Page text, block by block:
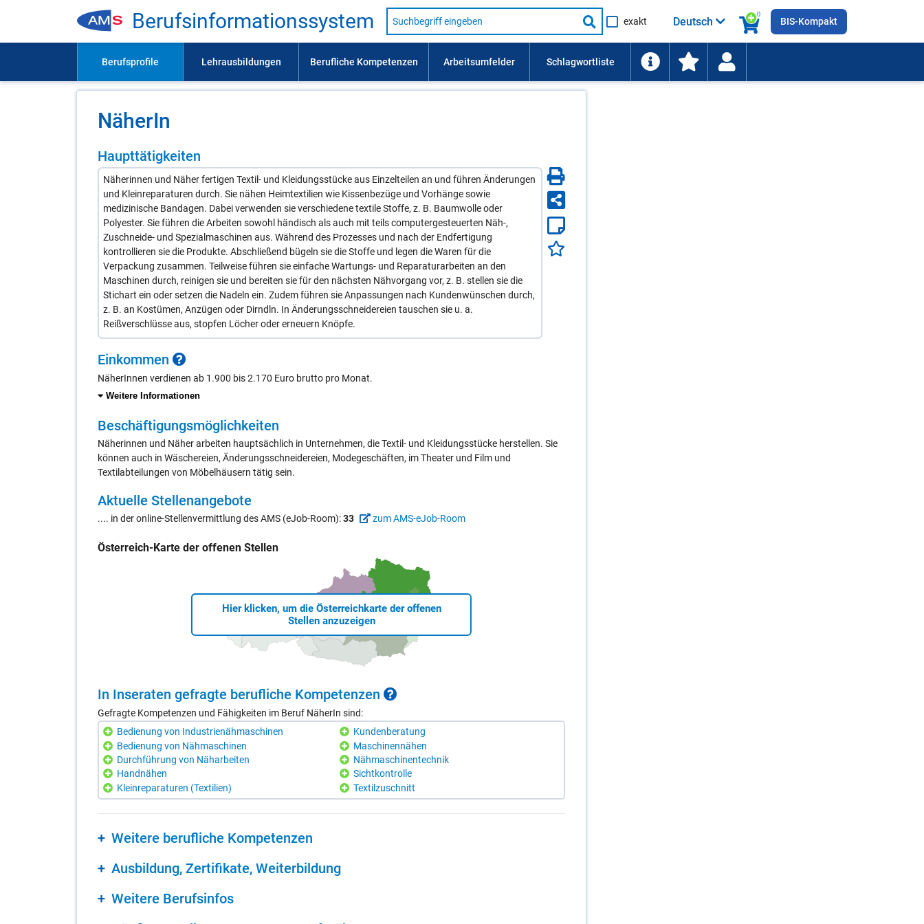
Be­rufs­in­for­ma­ti­ons­sys­tem
Suche
nach
Lehrausbildung,
usw.
Suche
starten
exakt
0
Deutsch BIS-Kompakt
Nä­he­rIn
Haupttätigkeiten
Näherinnen und Näher fertigen Textil- und Kleidungsstücke aus Einzelteilen an und führen Änderungen
und Kleinreparaturen durch. Sie nähen Heimtextilien wie Kissenbezüge und Vorhänge sowie
medizinische Bandagen. Dabei verwenden sie verschiedene textile Stoffe, z. B. Baumwolle oder
Polyester. Sie führen die Arbeiten sowohl händisch als auch mit teils computergesteuerten Näh-,
Zuschneide- und Spezialmaschinen aus. Während des Prozesses und nach der Endfertigung
kontrollieren sie die Produkte. Abschließend bügeln sie die Stoffe und legen die Waren für die
Verpackung zusammen. Teilweise führen sie einfache Wartungs- und Reparaturarbeiten an den
Maschinen durch, reinigen sie und bereiten sie für den nächsten Nähvorgang vor, z. B. stellen sie die
Stichart ein oder setzen die Nadeln ein. Zudem führen sie Anpassungen nach Kundenwünschen durch,
z. B. an Kostümen, Anzügen oder Dirndln. In Änderungsschneidereien tauschen sie u. a.
Reißverschlüsse aus, stopfen Löcher oder erneuern Knöpfe.
Ein­kom­men
NäherInnen verdienen ab 1.900 bis 2.170 Euro brutto pro Monat.
Weitere Informationen
Be­schäf­ti­gungs­mög­lich­kei­ten
Näherinnen und Näher arbeiten hauptsächlich in Unternehmen, die Textil- und Kleidungsstücke herstellen. Sie
können auch in Wäschereien, Änderungsschneidereien, Modegeschäften, im Theater und Film und
Textilabteilungen von Möbelhäusern tätig sein.
Ak­tu­el­le Stel­len­an­ge­bo­te
.... in der online-Stellenvermittlung des AMS (eJob-Room):33 zum AMS-eJob-Room
Öster­reich-Kar­te der of­fe­nen Stel­len
Hier klicken, um die Österreichkarte der offenen
Stellen anzuzeigen
In In­se­ra­ten ge­frag­te be­ruf­li­che Kom­pe­ten­zen
Gefragte Kompetenzen und Fähigkeiten im Beruf NäherIn sind:
Bedienung von Industrienähmaschinen
Bedienung von Nähmaschinen
Durchführung von Näharbeiten
Handnähen
Kleinreparaturen (Textilien)
Kundenberatung
Maschinennähen
Nähmaschinentechnik
Sichtkontrolle
Textilzuschnitt
Wei­te­re be­ruf­li­che Kom­pe­ten­zen
Aus­bil­dung, Zer­ti­fi­ka­te, Wei­ter­bil­dung
Wei­te­re Be­rufs­in­fos